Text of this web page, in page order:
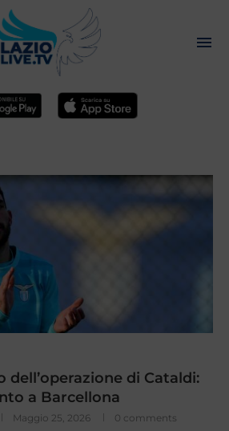
dell’operazione di Cataldi:
a Barcellona
Maggio 25, 2026
0 comments